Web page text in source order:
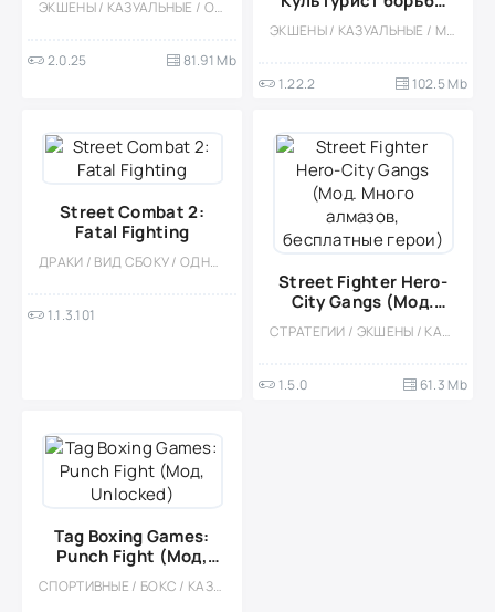
ЭКШЕНЫ / КАЗУАЛЬНЫЕ / ОДНОПОЛЬЗОВАТЕЛЬСКИЕ / СТИЛИЗАЦИЯ / ОФЛАЙН / ВСТРОЕННЫЙ КЕШ / МОД / ДРАКИ / ВИД СБОКУ / 3D
2.0.25 81.91 Mb
Тренер Fight (Мод,
Много денег)
ЭКШЕНЫ / КАЗУАЛЬНЫЕ / МНОГОПОЛЬЗОВАТЕЛЬСКАЯ / СОРЕВНОВАТЕЛЬНАЯ / ОДНОПОЛЬЗОВАТЕЛЬСКИЕ / СТИЛИЗАЦИЯ / ОФЛАЙН / 3D / ДРАКИ / МОД
1.22.2 102.5 Mb
Street Combat 2:
Fatal Fighting
ДРАКИ / ВИД СБОКУ / ОДНОПОЛЬЗОВАТЕЛЬСКИЕ / ОФЛАЙН / ЭКШЕНЫ / СТИЛИЗАЦИЯ / КАЗУАЛЬНЫЕ / ПО МУЛЬТФИЛЬМАМ / МАЛЕНЬКАЯ / РЕТРО
1.1.3.101
Street Fighter Hero-
City Gangs (Мод.
Много алмазов,
бесплатные герои)СТРАТЕГИИ / ЭКШЕНЫ / КАЗУАЛЬНЫЕ / СТИЛИЗАЦИЯ / ОДНОПОЛЬЗОВАТЕЛЬСКИЕ / ОФЛАЙН / МОД / ВСТРОЕННЫЙ КЕШ / ДРАКИ / СУПЕРГЕРОИ / ВИД СБОКУ / ДЛЯ ДЕТЕЙ / МАЛЕНЬКАЯ / 3D
1.5.0 61.3 Mb
Tag Boxing Games:
Punch Fight (Мод,
Unlocked)
СПОРТИВНЫЕ / БОКС / КАЗУАЛЬНЫЕ / ОДНОПОЛЬЗОВАТЕЛЬСКИЕ / СТИЛИЗАЦИЯ / ОФЛАЙН / 3D / ВСТРОЕННЫЙ КЕШ / ДРАКИ / МОД